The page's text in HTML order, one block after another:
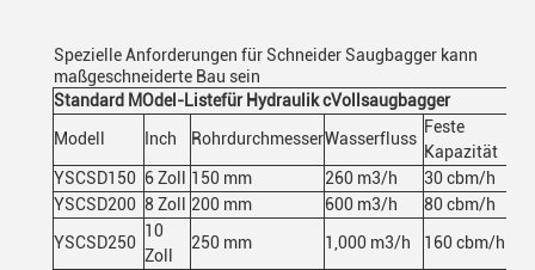
Spezielle Anforderungen für Schneider Saugbagger kann
maßgeschneiderte Bau sein
Standard MOdel-Listefür Hydraulik cVollsaugbagger
Modell
Inch RohrdurchmesserWasserfluss
Feste
Kapazität
YSCSD150 6 Zoll 150 mm 260 m3/h 30 cbm/h
YSCSD200 8 Zoll 200 mm 600 m3/h 80 cbm/h
YSCSD250
10
Zoll
250 mm 1,000 m3/h 160 cbm/h